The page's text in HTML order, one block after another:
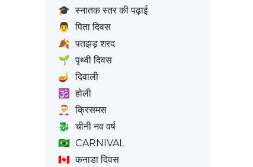
🎓 स्नातक स्तर की पढ़ाई
👨 पिता दिवस
🍂 पतझड़ शरद
🌱 पृथ्वी दिवस
🪔 दिवाली
🕉️
होली
🎅
क्रिसमस
🐉 चीनी नव वर्ष
🇧🇷 CARNIVAL
🇨🇦 कनाडा दिवस